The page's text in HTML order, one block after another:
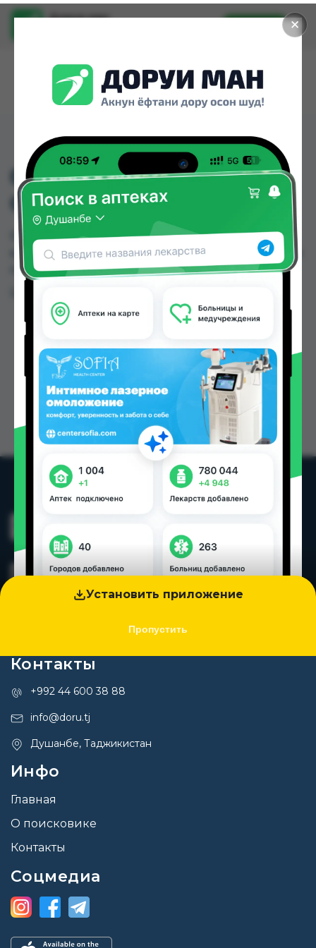
✕
Установить приложение
Пропустить
Доруи ман
Установить
0506 БУТИЛКАИ
ОВХУРАК ДЛЯ ДЕТИ
0506 БУТИЛКАИ ОВХУРАК ДЛЯ ДЕТИ можно
купить или заказать в аптеках Душанбе и других
городах Таджикистана
Контакты
+992 44 600 38 88
info@doru.tj
Душанбе, Таджикистан
Инфо
Главная
О поисковике
Контакты
Соцмедиа